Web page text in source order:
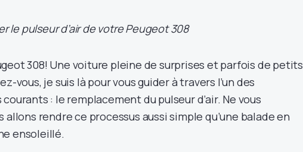
le pulseur d’air de votre Peugeot 308
308! Une voiture pleine de surprises et parfois de petits
vous, je suis là pour vous guider à travers l’un des
: le remplacement du pulseur d’air. Ne vous
allons rendre ce processus aussi simple qu’une balade en
ensoleillé.